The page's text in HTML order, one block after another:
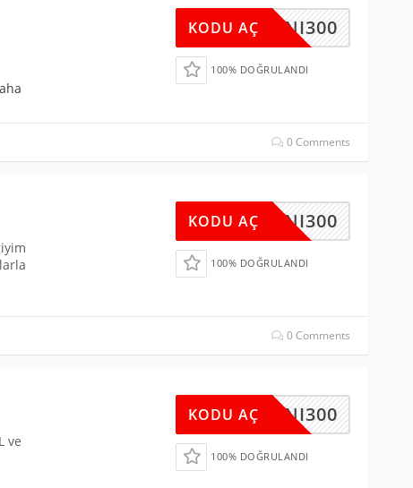
YENI300
KODU AÇ
100% DOĞRULANDI
0 Comments
YENI300
KODU AÇ
100% DOĞRULANDI
0 Comments
ve
YENI300
KODU AÇ
100% DOĞRULANDI